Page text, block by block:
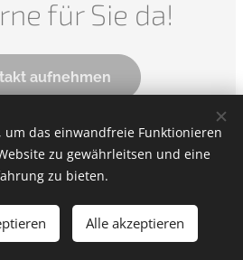
für Sie da!
aufnehmen
Transporte GmbH
Gürtel 14
1070 Wien
vonWebnode Cookies
um das einwandfreie Funktionieren
zu gewährleitsen und eine
zu bieten.
Alle akzeptieren